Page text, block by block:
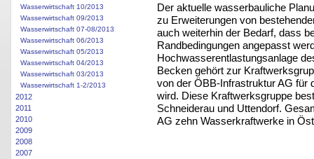
Wasserwirtschaft 10/2013
Wasserwirtschaft 09/2013
Wasserwirtschaft 07-08/2013
Wasserwirtschaft 06/2013
Wasserwirtschaft 05/2013
Wasserwirtschaft 04/2013
Wasserwirtschaft 03/2013
Wasserwirtschaft 1-2/2013
2012
2011
2010
2009
2008
2007
Der aktuelle wasserbauliche
zu Erweiterungen von
auch weiterhin der Bedarf, dass
Randbedingungen angepasst
Hochwasserentlastungsanlage
Becken gehört zur
von der ÖBB-Infrastruktur AG für
wird. Diese Kraftwerksgruppe
Schneiderau und Uttendorf.
AG zehn Wasserkraftwerke in